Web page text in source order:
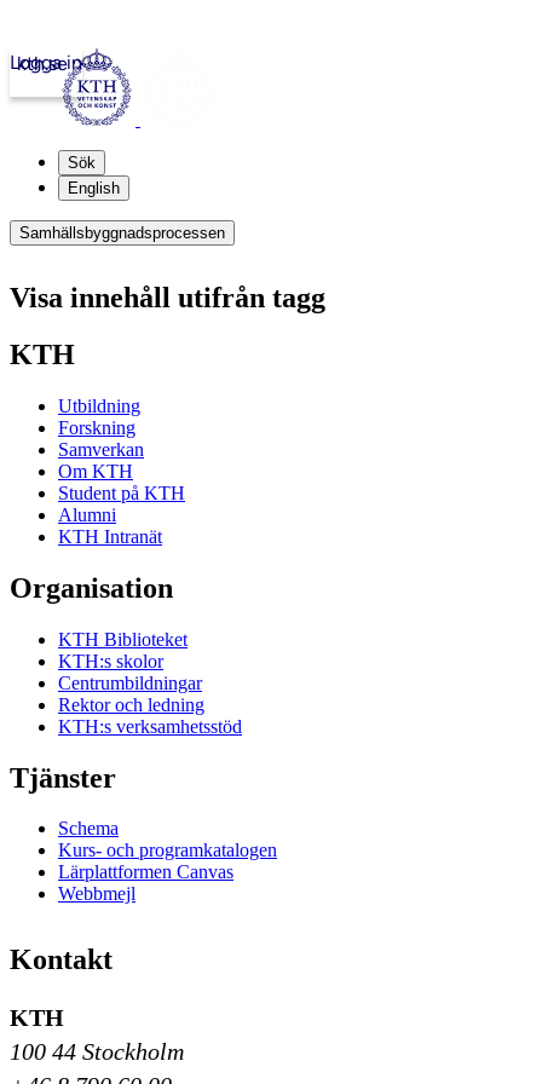
kth.se
Logga in
Sök
English
Samhällsbyggnadsprocessen
Visa innehåll utifrån tagg
KTH
Utbildning
Forskning
Samverkan
Om KTH
Student på KTH
Alumni
KTH Intranät
Organisation
KTH Biblioteket
KTH:s skolor
Centrumbildningar
Rektor och ledning
KTH:s verksamhetsstöd
Tjänster
Schema
Kurs- och programkatalogen
Lärplattformen Canvas
Webbmejl
Kontakt
KTH
100 44 Stockholm